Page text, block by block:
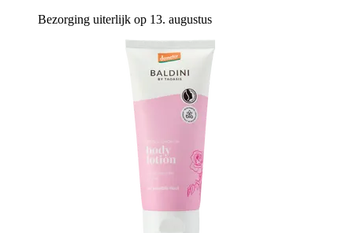
Bezorging uiterlijk op 13. augustus